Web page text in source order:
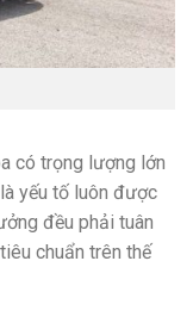
có trọng lượng lớn
yếu tố luôn được
đều phải tuân
chuẩn trên thế